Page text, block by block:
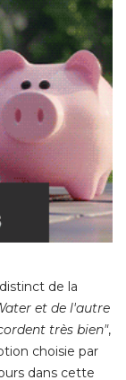
de la
et de l'autre
très bien",
choisie par
dans cette